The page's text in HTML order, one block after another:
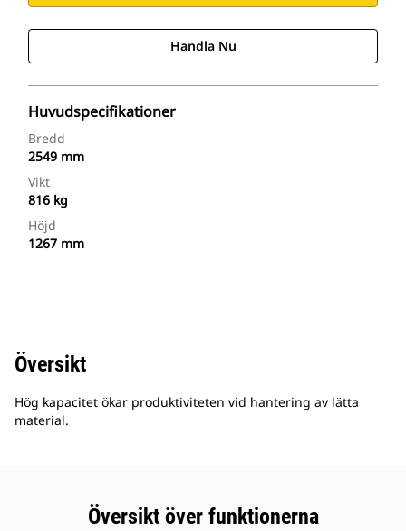
Handla Nu
Huvudspecifikationer
Bredd
2549 mm
Vikt
816 kg
Höjd
1267 mm
Översikt
Hög kapacitet ökar produktiviteten vid hantering av lätta
material.
Översikt över funktionerna